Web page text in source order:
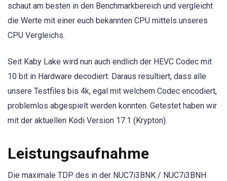
schaut am besten in den Benchmarkbereich und vergleicht
die Werte mit einer euch bekannten CPU mittels unseres
CPU Vergleichs.
Seit Kaby Lake wird nun auch endlich der HEVC Codec mit
10 bit in Hardware decodiert. Daraus resultiert, dass alle
unsere Testfiles bis 4k, egal mit welchem Codec encodiert,
problemlos abgespielt werden konnten. Getestet haben wir
mit der aktuellen Kodi Version 17.1 (Krypton).
Leistungsaufnahme
Die maximale TDP des in der NUC7i3BNK / NUC7i3BNH